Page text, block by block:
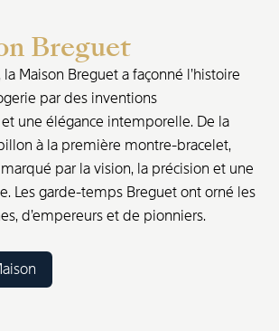
Breguet
Maison Breguet a façonné l’histoire
par des inventions
une élégance intemporelle. De la
à la première montre-bracelet,
par la vision, la précision et une
Les garde-temps Breguet ont orné les
d’empereurs et de pionniers.